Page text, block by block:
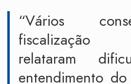
“Vários
fiscalização
relataram
entendimento